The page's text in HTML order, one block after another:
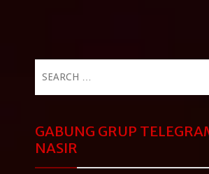
for:
GABUNG GRUP
NASIR